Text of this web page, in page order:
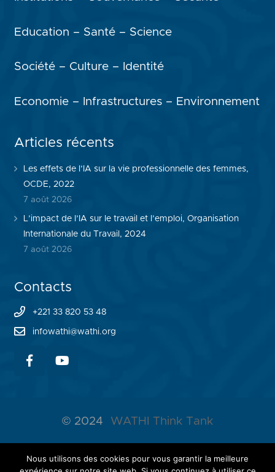
Education – Santé – Science
Société – Culture – Identité
Economie – Infrastructures – Environnement
Articles récents
Les effets de l’IA sur la vie professionnelle des femmes,
OCDE, 2022
7 août 2026
L’impact de l’IA sur le travail et l’emploi, Organisation
Internationale du Travail, 2024
7 août 2026
Contacts
+221 33 820 53 48
infowathi@wathi.org
© 2024 WATHI Think Tank
ABOUT WATHI
Nous utilisons des cookies pour vous garantir la meilleure